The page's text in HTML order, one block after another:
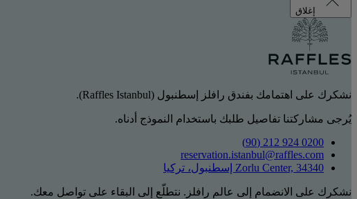
إغلاق
نشكرك على اهتمامك بفندق رافلز إسطنبول (Raffles Istanbul).
يُرجى مشاركتنا تفاصيل طلبك باستخدام النموذج أدناه.
0200 924 212 (90)
reservation.istanbul@raffles.com
Zorlu Center, 34340 إسطنبول، تركيا
نشكرك على الانضمام إلى عالم رافلز. نتطلّع إلى البقاء على تواصل معك.